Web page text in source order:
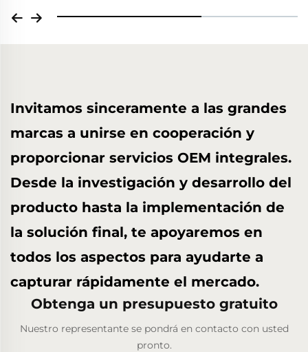
Invitamos sinceramente a las grandes
marcas a unirse en cooperación y
proporcionar servicios OEM integrales.
Desde la investigación y desarrollo del
producto hasta la implementación de
la solución final, te apoyaremos en
todos los aspectos para ayudarte a
capturar rápidamente el mercado.
Obtenga un presupuesto gratuito
Nuestro representante se pondrá en contacto con usted
pronto.